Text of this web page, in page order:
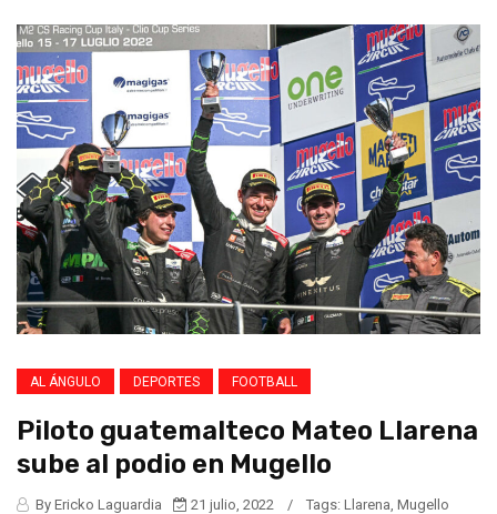
AL ÁNGULO DEPORTES FOOTBALL
Piloto guatemalteco Mateo Llarena
sube al podio en Mugello
By Ericko Laguardia 21 julio, 2022 / Tags: Llarena Mugello